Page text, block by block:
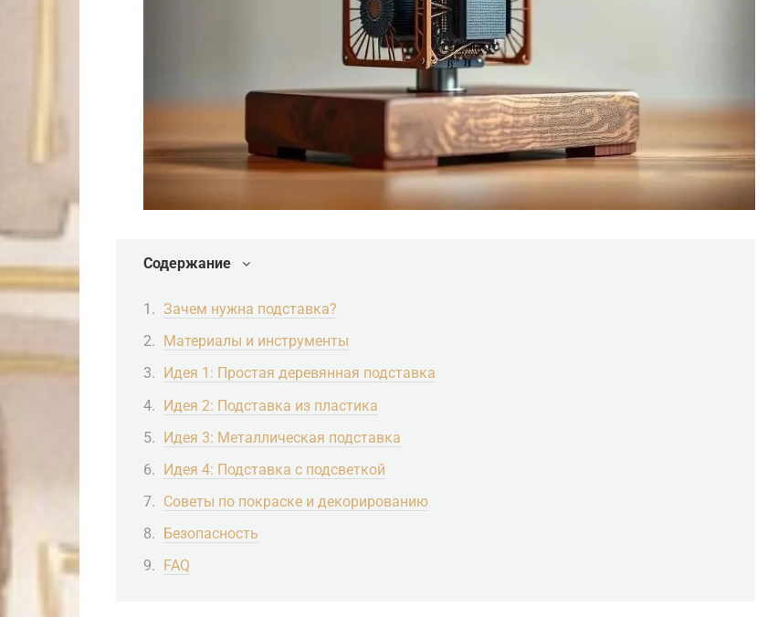
Содержание
Зачем нужна подставка?
Материалы и инструменты
Идея 1: Простая деревянная подставка
Идея 2: Подставка из пластика
Идея 3: Металлическая подставка
Идея 4: Подставка с подсветкой
Советы по покраске и декорированию
Безопасность
FAQ